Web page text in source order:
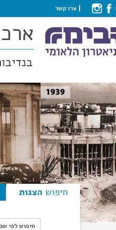
צרו קשר
חיפוש הצגות
חיפוש לפי